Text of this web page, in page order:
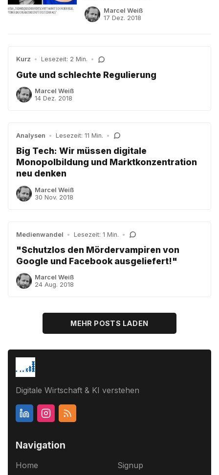
Marcel Weiß
17 Dez. 2018
Kurz • Lesezeit: 2 Min. •
Gute und schlechte Regulierung
Marcel Weiß
14 Dez. 2018
Analysen • Lesezeit: 11 Min. •
Big Tech: Wir müssen digitale
Monopolbildung und Marktkonzentration
neu denken
Marcel Weiß
30 Nov. 2018
Medienwandel • Lesezeit: 1 Min. •
"Schutzlos den Mördervampiren von
Google und Facebook ausgeliefert!"
Marcel Weiß
24 Aug. 2018
MEHR POSTS LADEN
Digitale Wirtschaft & KI verstehen
Navigation
Home Signup